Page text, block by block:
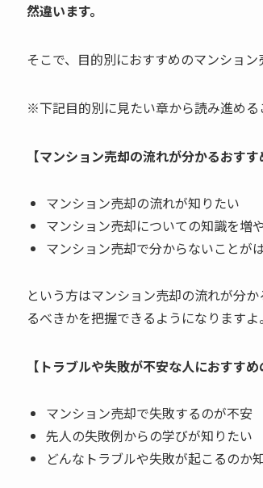
然違います。
そこで、目的別におすすめのマンショ
※下記目的別に見たい章から読み進める
【マンション売却の流れが分かるおすす
マンション売却の流れが知りたい
マンション売却についての知識を増
マンション売却で分からないことが
という方はマンション売却の流れが分
るべきかを把握できるようになりますよ。
【トラブルや失敗が不安な人におすすめ
マンション売却で失敗するのが不安
先人の失敗例からの学びが知りたい
どんなトラブルや失敗が起こるのか